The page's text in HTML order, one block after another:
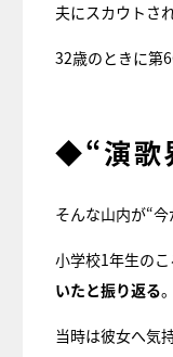
夫にスカウトさ
32歳のときに第
◆“演歌
そんな山内が“
小学校1年生のこ
いたと振り返る。
当時は彼女へ気